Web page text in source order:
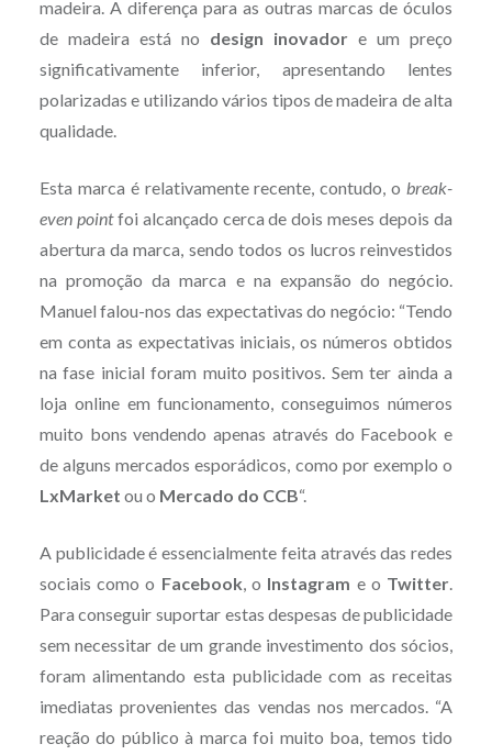
madeira. A diferença para as outras marcas de óculos
de madeira está no design inovador e um preço
significativamente inferior, apresentando lentes
polarizadas e utilizando vários tipos de madeira de alta
qualidade.
Esta marca é relativamente recente, contudo, o break-
even pointfoi alcançado cerca de dois meses depois da
abertura da marca, sendo todos os lucros reinvestidos
na promoção da marca e na expansão do negócio.
Manuel falou-nos das expectativas do negócio: “Tendo
em conta as expectativas iniciais, os números obtidos
na fase inicial foram muito positivos. Sem ter ainda a
loja online em funcionamento, conseguimos números
muito bons vendendo apenas através do Facebook e
de alguns mercados esporádicos, como por exemplo o
LxMarket ou o Mercado do CCB“.
A publicidade é essencialmente feita através das redes
sociais como o Facebook , o Instagram e o Twitter
Para conseguir suportar estas despesas de publicidade
sem necessitar de um grande investimento dos sócios,
foram alimentando esta publicidade com as receitas
imediatas provenientes das vendas nos mercados. “A
reação do público à marca foi muito boa, temos tido